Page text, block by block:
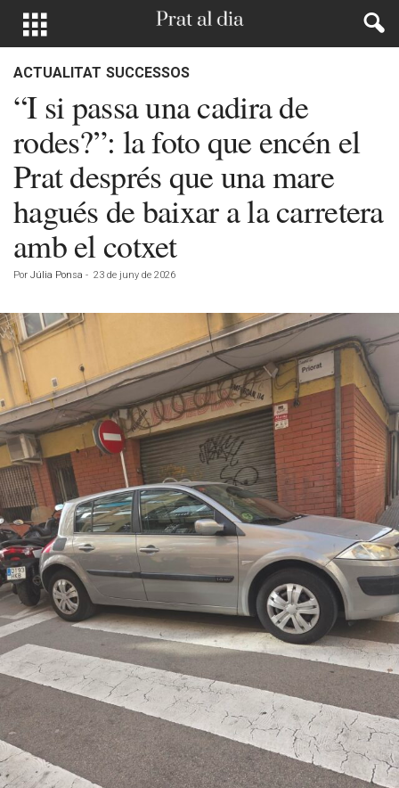
ACTUALITAT SUCCESSOS
“I si passa una cadira de
rodes?”: la foto que encén el
Prat després que una mare
hagués de baixar a la carretera
amb el cotxet
Por Júlia Ponsa - 23 de juny de 2026